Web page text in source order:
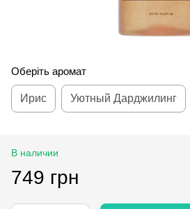
Оберіть аромат
Ирис Уютный Дарджилинг
В наличии
749 грн